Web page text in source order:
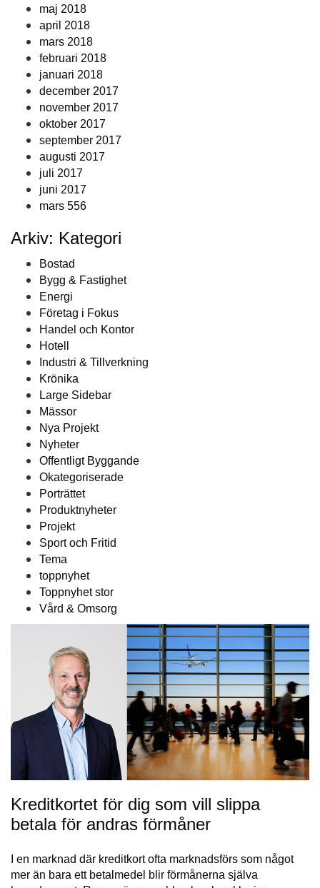
maj 2018
april 2018
mars 2018
februari 2018
januari 2018
december 2017
november 2017
oktober 2017
september 2017
augusti 2017
juli 2017
juni 2017
mars 556
Arkiv: Kategori
Bostad
Bygg & Fastighet
Energi
Företag i Fokus
Handel och Kontor
Hotell
Industri & Tillverkning
Krönika
Large Sidebar
Mässor
Nya Projekt
Nyheter
Offentligt Byggande
Okategoriserade
Porträttet
Produktnyheter
Projekt
Sport och Fritid
Tema
toppnyhet
Toppnyhet stor
Vård & Omsorg
Kreditkortet för dig som vill slippa
betala för andras förmåner
I en marknad där kreditkort ofta marknadsförs som något
mer än bara ett betalmedel blir förmånerna själva